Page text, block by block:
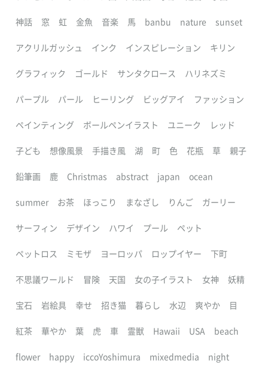
神話 窓 虹 金魚 音楽 馬 banbu nature sunset
アクリルガッシュ インク インスピレーション キリン
グラフィック ゴールド サンタクロース ハリネズミ
パープル パール ヒーリング ビッグアイ ファッション
ペインティング ボールペンイラスト ユニーク レッド
子ども 想像風景 手描き風 湖 町 色 花瓶 草 親子
鉛筆画 鹿 Christmas abstract japan ocean
summer お茶 ほっこり まなざし りんご ガーリー
サーフィン デザイン ハワイ プール ペット
ペットロス ミモザ ヨーロッパ ロップイヤー 下町
不思議ワールド 冒険 天国 女の子イラスト 女神 妖精
宝石 岩絵具 幸せ 招き猫 暮らし 水辺 爽やか 目
紅茶 華やか 葉 虎 車 霊獣 Hawaii USA beach
flower happy iccoYoshimura mixedmedia night